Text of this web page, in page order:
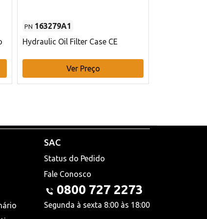
PN 163279A1
Hydraulic Oil Filter Case CE
Ver Preço
SAC
Status do Pedido
Fale Conosco
0800 727 2273
Segunda à sexta 8:00 às 18:00